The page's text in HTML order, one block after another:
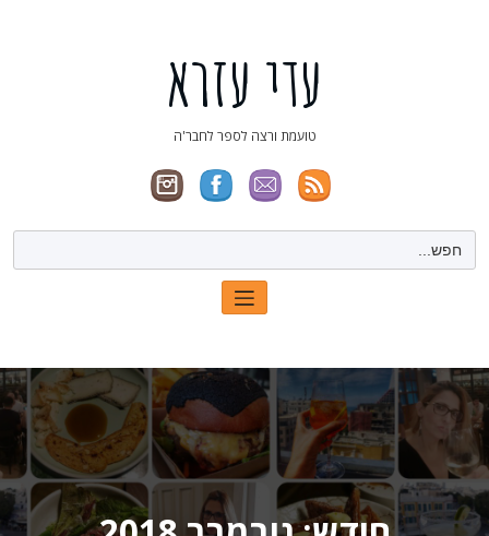
עדי עזרא
טועמת ורצה לספר לחבר'ה
Search
for: